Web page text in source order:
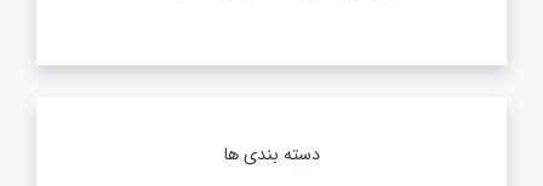
دسته بندی ها